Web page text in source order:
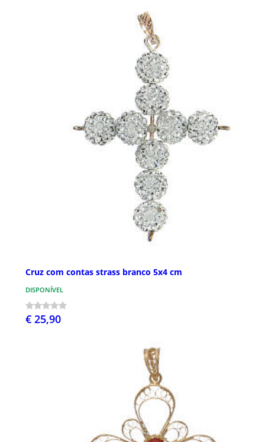
Cruz com contas strass branco 5x4 cm
DISPONÍVEL
€ 25,90